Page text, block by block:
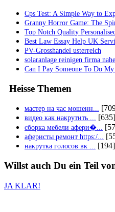
Cps Test: A Simple Way to
Granny Horror Game: The
Top Notch Quality
Best Law Essay Help UK
PV-Grosshandel usterreich
solaranlage reinigen firma
Can I Pay Someone To Do
Heisse Themen
мастер на час мошенн...
видео как накрутить ... [635]
сборка мебели афери�...
аферисты ремонт https:/...
накрутка голосов вк ... [194]
Willst auch Du ein Teil
JA KLAR!